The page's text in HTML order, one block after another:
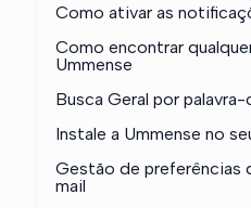
Como ativar as
Como encontrar
Ummense
Busca Geral por palavra-
Instale a Ummense no
Gestão de preferências
mail